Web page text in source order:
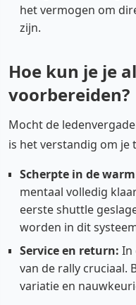
het vermogen om
zijn.
Hoe kun je je
voorbereiden?
Mocht de
is het verstandig om je
Scherpte in de
mentaal volledig
eerste shuttle
worden in dit
Service en return: In
van de rally cruciaal.
variatie en